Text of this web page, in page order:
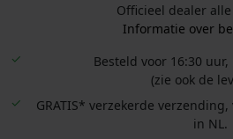
Officieel dealer
Informatie over
Besteld voor 16:30
(zie ook de
GRATIS* verzekerde
in NL.